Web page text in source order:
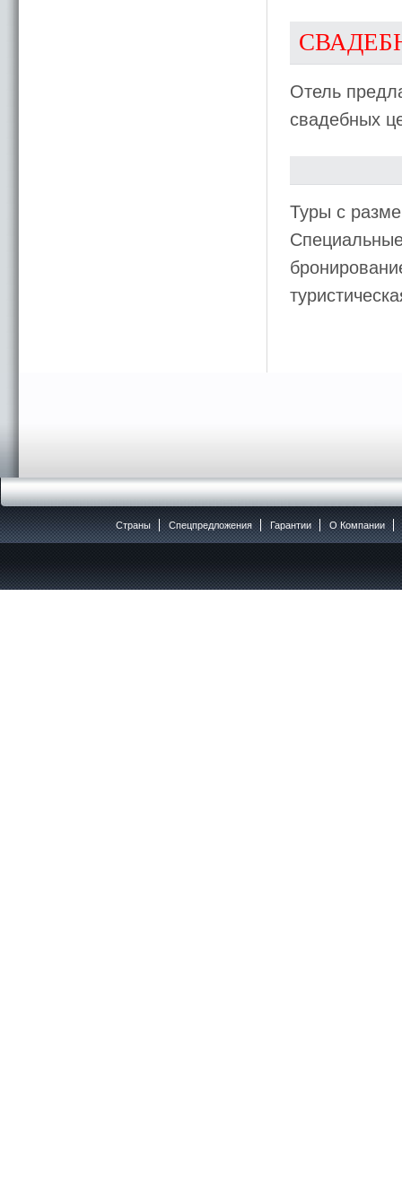
Отель
свадебных
Туры с
Страны Спецпредложения Гарантии O Компании